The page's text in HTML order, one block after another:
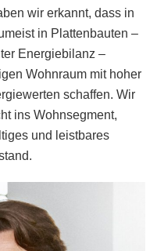
wir erkannt, dass in
in Plattenbauten –
Energiebilanz –
Wohnraum mit hoher
schaffen. Wir
ins Wohnsegment,
und leistbares